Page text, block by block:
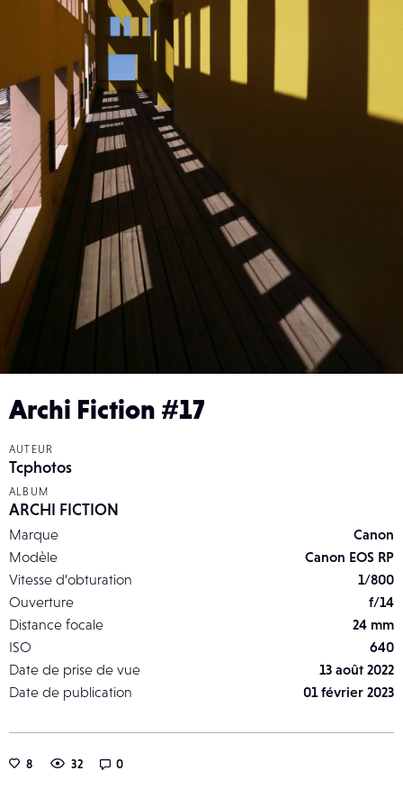
Archi Fiction #17
AUTEUR
Tcphotos
ALBUM
ARCHI FICTION
Marque
Canon
Modèle
Canon EOS RP
Vitesse d’obturation
1/800
Ouverture
f/14
Distance focale
24 mm
ISO
640
Date de prise de vue
13 août 2022
Date de publication
01 février 2023
8 32 0